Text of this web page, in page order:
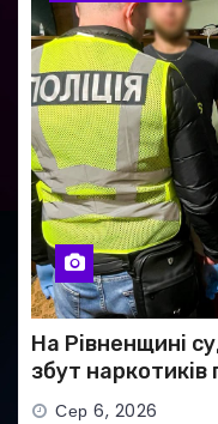
На Рівненщині
збут наркотиків
Сер 6, 2026